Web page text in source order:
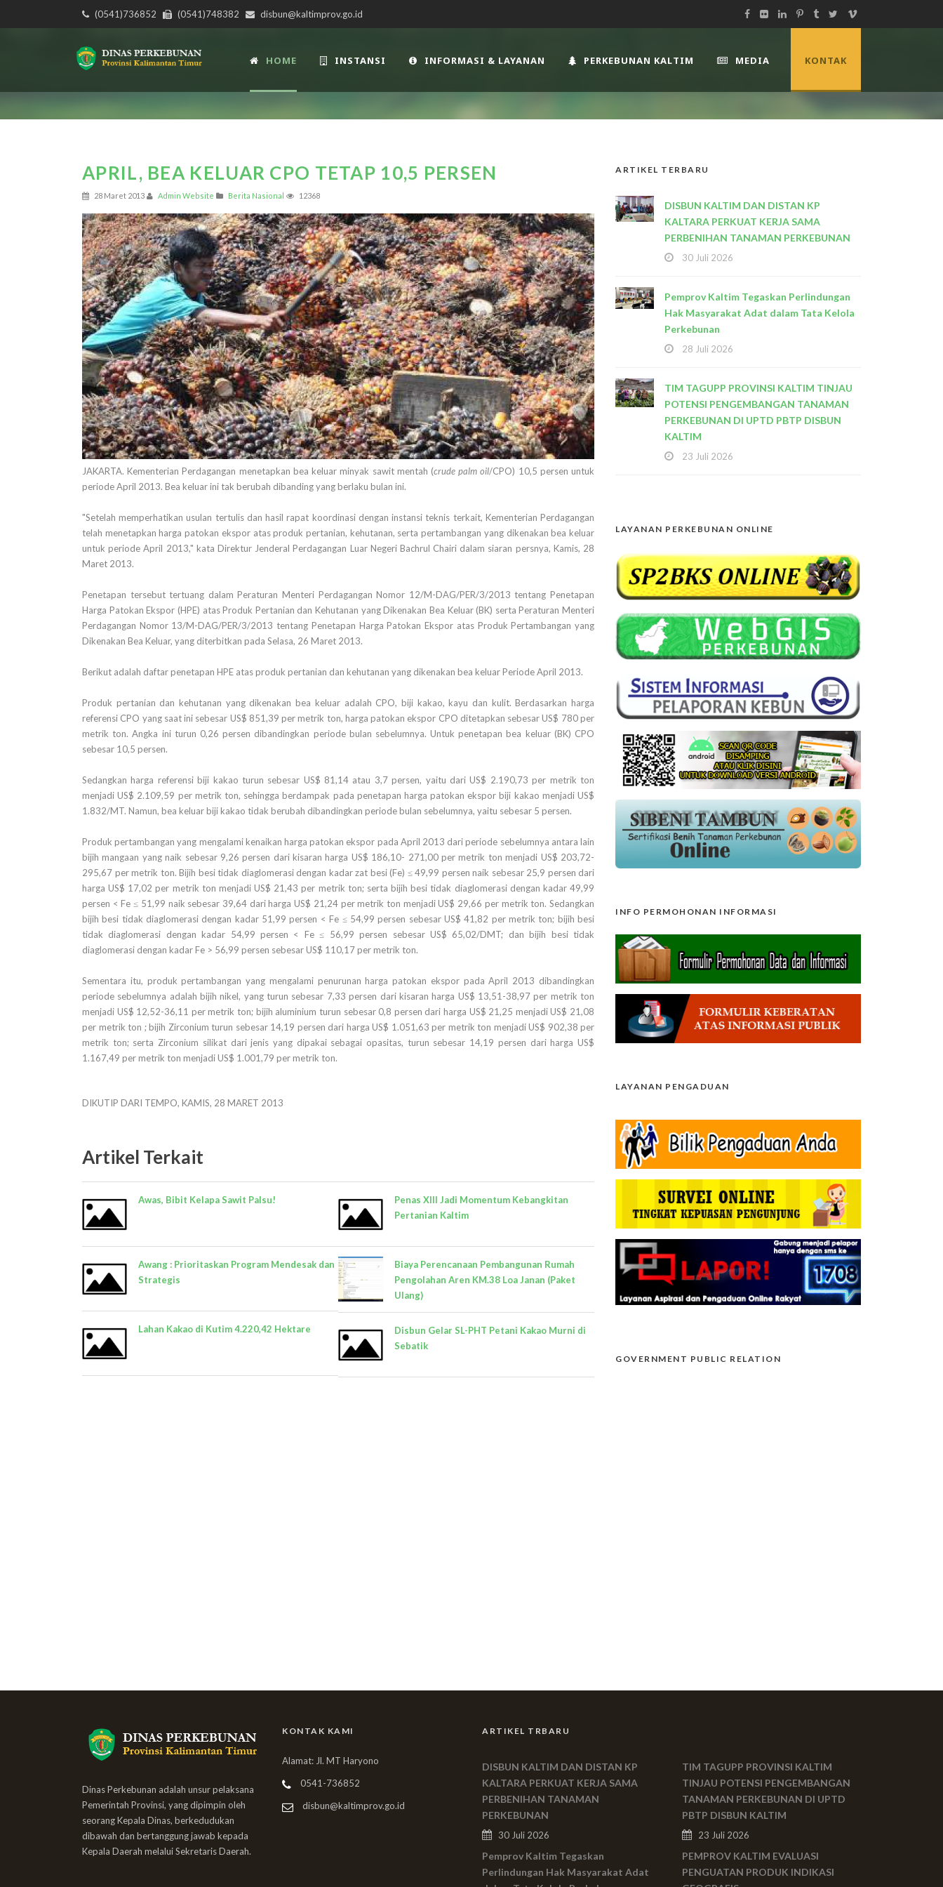
(0541)736852 (0541)748382 disbun@kaltimprov.go.id
HOME INSTANSI INFORMASI & LAYANAN PERKEBUNAN KALTIM MEDIA KONTAK
APRIL, BEA KELUAR CPO TETAP 10,5 PERSEN
28 Maret 2013 Admin Website Berita Nasional 12368
JAKARTA. Kementerian Perdagangan menetapkan bea keluar minyak sawit mentah (crude palm oil/CPO) 10,5 persen untuk
periode April 2013. Bea keluar ini tak berubah dibanding yang berlaku bulan ini.
"Setelah memperhatikan usulan tertulis dan hasil rapat koordinasi dengan instansi teknis terkait, Kementerian Perdagangan
telah menetapkan harga patokan ekspor atas produk pertanian, kehutanan, serta pertambangan yang dikenakan bea keluar
untuk periode April 2013," kata Direktur Jenderal Perdagangan Luar Negeri Bachrul Chairi dalam siaran persnya, Kamis, 28
Maret 2013.
Penetapan tersebut tertuang dalam Peraturan Menteri Perdagangan Nomor 12/M-DAG/PER/3/2013 tentang Penetapan
Harga Patokan Ekspor (HPE) atas Produk Pertanian dan Kehutanan yang Dikenakan Bea Keluar (BK) serta Peraturan Menteri
Perdagangan Nomor 13/M-DAG/PER/3/2013 tentang Penetapan Harga Patokan Ekspor atas Produk Pertambangan yang
Dikenakan Bea Keluar, yang diterbitkan pada Selasa, 26 Maret 2013.
Berikut adalah daftar penetapan HPE atas produk pertanian dan kehutanan yang dikenakan bea keluar Periode April 2013.
Produk pertanian dan kehutanan yang dikenakan bea keluar adalah CPO, biji kakao, kayu dan kulit. Berdasarkan harga
referensi CPO yang saat ini sebesar US$ 851,39 per metrik ton, harga patokan ekspor CPO ditetapkan sebesar US$ 780 per
metrik ton. Angka ini turun 0,26 persen dibandingkan periode bulan sebelumnya. Untuk penetapan bea keluar (BK) CPO
sebesar 10,5 persen.
Sedangkan harga referensi biji kakao turun sebesar US$ 81,14 atau 3,7 persen, yaitu dari US$ 2.190,73 per metrik ton
menjadi US$ 2.109,59 per metrik ton, sehingga berdampak pada penetapan harga patokan ekspor biji kakao menjadi US$
1.832/MT. Namun, bea keluar biji kakao tidak berubah dibandingkan periode bulan sebelumnya, yaitu sebesar 5 persen.
Produk pertambangan yang mengalami kenaikan harga patokan ekspor pada April 2013 dari periode sebelumnya antara lain
bijih mangaan yang naik sebesar 9,26 persen dari kisaran harga US$ 186,10- 271,00 per metrik ton menjadi US$ 203,72-
295,67 per metrik ton. Bijih besi tidak diaglomerasi dengan kadar zat besi (Fe) ≤ 49,99 persen naik sebesar 25,9 persen dari
harga US$ 17,02 per metrik ton menjadi US$ 21,43 per metrik ton; serta bijih besi tidak diaglomerasi dengan kadar 49,99
persen < Fe ≤ 51,99 naik sebesar 39,64 dari harga US$ 21,24 per metrik ton menjadi US$ 29,66 per metrik ton. Sedangkan
bijih besi tidak diaglomerasi dengan kadar 51,99 persen < Fe ≤ 54,99 persen sebesar US$ 41,82 per metrik ton; bijih besi
tidak diaglomerasi dengan kadar 54,99 persen < Fe ≤ 56,99 persen sebesar US$ 65,02/DMT; dan bijih besi tidak
diaglomerasi dengan kadar Fe > 56,99 persen sebesar US$ 110,17 per metrik ton.
Sementara itu, produk pertambangan yang mengalami penurunan harga patokan ekspor pada April 2013 dibandingkan
periode sebelumnya adalah bijih nikel, yang turun sebesar 7,33 persen dari kisaran harga US$ 13,51-38,97 per metrik ton
menjadi US$ 12,52-36,11 per metrik ton; bijih aluminium turun sebesar 0,8 persen dari harga US$ 21,25 menjadi US$ 21,08
per metrik ton ; bijih Zirconium turun sebesar 14,19 persen dari harga US$ 1.051,63 per metrik ton menjadi US$ 902,38 per
metrik ton; serta Zirconium silikat dari jenis yang dipakai sebagai opasitas, turun sebesar 14,19 persen dari harga US$
1.167,49 per metrik ton menjadi US$ 1.001,79 per metrik ton.
DIKUTIP DARI TEMPO, KAMIS, 28 MARET 2013
Artikel Terkait
Awas, Bibit Kelapa Sawit Palsu!
Awang : Prioritaskan Program Mendesak dan
Strategis
Lahan Kakao di Kutim 4.220,42 Hektare
Penas XIII Jadi Momentum Kebangkitan
Pertanian Kaltim
Biaya Perencanaan Pembangunan Rumah
Pengolahan Aren KM.38 Loa Janan (Paket
Ulang)
Disbun Gelar SL-PHT Petani Kakao Murni di
Sebatik
ARTIKEL TERBARU
DISBUN KALTIM DAN DISTAN KP
KALTARA PERKUAT KERJA SAMA
PERBENIHAN TANAMAN PERKEBUNAN
30 Juli 2026
Pemprov Kaltim Tegaskan Perlindungan
Hak Masyarakat Adat dalam Tata Kelola
Perkebunan
28 Juli 2026
TIM TAGUPP PROVINSI KALTIM TINJAU
POTENSI PENGEMBANGAN TANAMAN
PERKEBUNAN DI UPTD PBTP DISBUN
KALTIM
23 Juli 2026
LAYANAN PERKEBUNAN ONLINE
INFO PERMOHONAN INFORMASI
LAYANAN PENGADUAN
GOVERNMENT PUBLIC RELATION
Dinas Perkebunan adalah unsur pelaksana
Pemerintah Provinsi, yang dipimpin oleh
seorang Kepala Dinas, berkedudukan
dibawah dan bertanggung jawab kepada
Kepala Daerah melalui Sekretaris Daerah.
KONTAK KAMI
Alamat: Jl. MT Haryono
0541-736852
disbun@kaltimprov.go.id
ARTIKEL TRBARU
DISBUN KALTIM DAN DISTAN KP
KALTARA PERKUAT KERJA SAMA
PERBENIHAN TANAMAN
PERKEBUNAN
30 Juli 2026
Pemprov Kaltim Tegaskan
Perlindungan Hak Masyarakat Adat
TIM TAGUPP PROVINSI KALTIM
TINJAU POTENSI PENGEMBANGAN
TANAMAN PERKEBUNAN DI UPTD
PBTP DISBUN KALTIM
23 Juli 2026
PEMPROV KALTIM EVALUASI
PENGUATAN PRODUK INDIKASI